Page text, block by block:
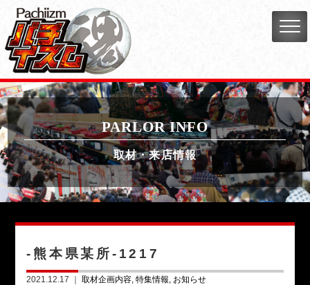
PARLOR INFO
取材・来店情報
-熊本県某所-1217
2021.12.17 ｜取材企画内容 特集情報 お知らせ